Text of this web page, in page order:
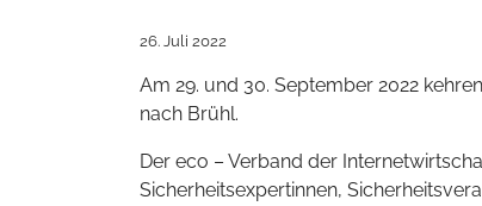
26. Juli 2022
Am 29. und 30. September 2022
nach Brühl.
Der eco – Verband der
Sicherheitsexpertinnen,